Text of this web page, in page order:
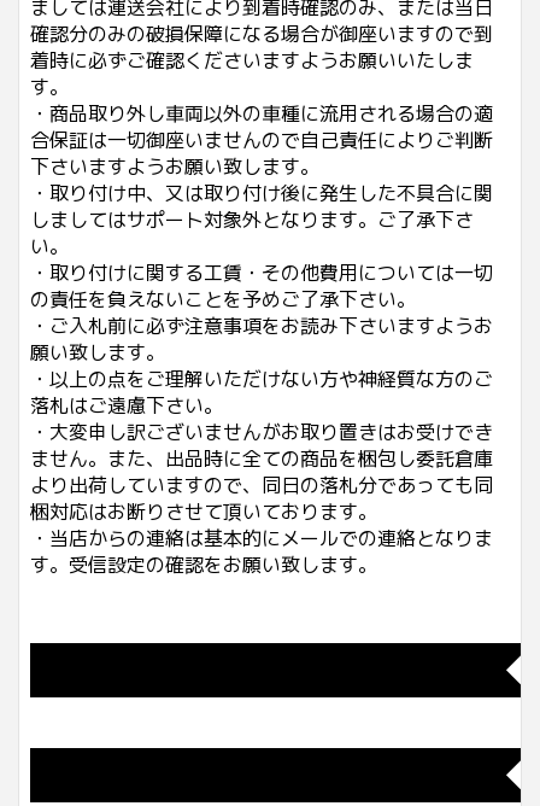
ましては運送会社により到着時確認のみ、または当日
確認分のみの破損保障になる場合が御座いますので到
着時に必ずご確認くださいますようお願いいたしま
す。
・商品取り外し車両以外の車種に流用される場合の適
合保証は一切御座いませんので自己責任によりご判断
下さいますようお願い致します。
・取り付け中、又は取り付け後に発生した不具合に関
しましてはサポート対象外となります。ご了承下さ
い。
・取り付けに関する工賃・その他費用については一切
の責任を負えないことを予めご了承下さい。
・ご入札前に必ず注意事項をお読み下さいますようお
願い致します。
・以上の点をご理解いただけない方や神経質な方のご
落札はご遠慮下さい。
・大変申し訳ございませんがお取り置きはお受けでき
ません。また、出品時に全ての商品を梱包し委託倉庫
より出荷していますので、同日の落札分であっても同
梱対応はお断りさせて頂いております。
・当店からの連絡は基本的にメールでの連絡となりま
す。受信設定の確認をお願い致します。